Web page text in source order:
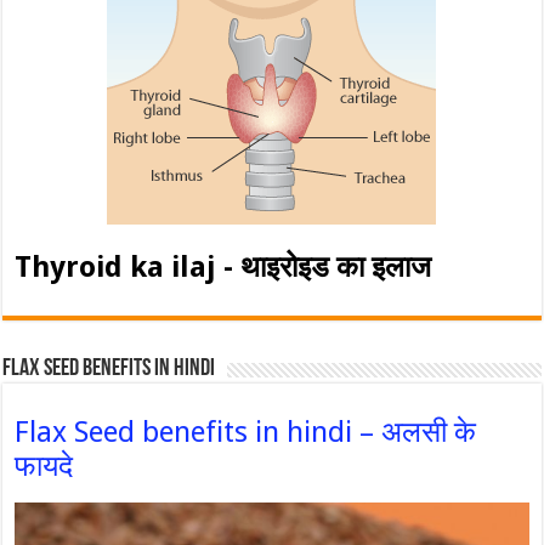
Thyroid ka ilaj - थाइरोइड का इलाज
Flax Seed Benefits in hindi
Flax Seed benefits in hindi – अलसी के
फायदे